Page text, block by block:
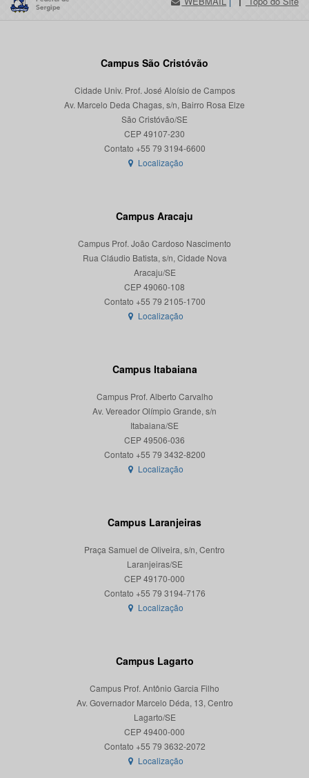
Campus São Cristóvão
Cidade Univ. Prof. José Aloísio de Campos
Av. Marcelo Deda Chagas, s/n, Bairro Rosa Elze
São Cristóvão/SE
CEP 49107-230
Localização
Campus Aracaju
Campus Prof. João Cardoso Nascimento
Rua Cláudio Batista, s/n, Cidade Nova
Aracaju/SE
CEP 49060-108
Localização
Campus Itabaiana
Campus Prof. Alberto Carvalho
Av. Vereador Olímpio Grande, s/n
Itabaiana/SE
CEP 49506-036
Localização
Campus Laranjeiras
Praça Samuel de Oliveira, s/n, Centro
Laranjeiras/SE
CEP 49170-000
Localização
Campus Lagarto
Campus Prof. Antônio Garcia Filho
Av. Governador Marcelo Déda, 13, Centro
Lagarto/SE
CEP 49400-000
Localização